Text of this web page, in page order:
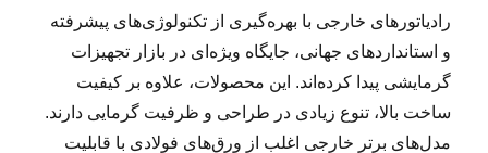
رادیاتورهای خارجی با بهره‌گیری از تکنولوژی‌های پیشرفته
و استانداردهای جهانی، جایگاه ویژه‌ای در بازار تجهیزات
گرمایشی پیدا کرده‌اند. این محصولات، علاوه بر کیفیت
ساخت بالا، تنوع زیادی در طراحی و ظرفیت گرمایی دارند.
مدل‌های برتر خارجی اغلب از ورق‌های فولادی با قابلیت